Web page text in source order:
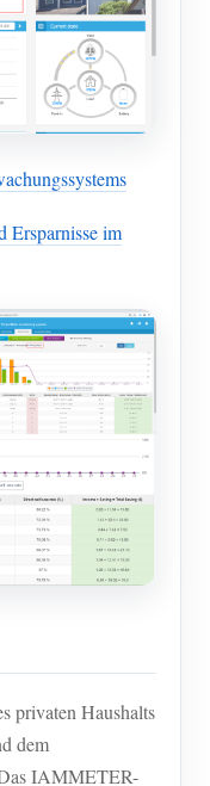
Ersparnisse im
privaten Haushalts
dem
IAMMETER-